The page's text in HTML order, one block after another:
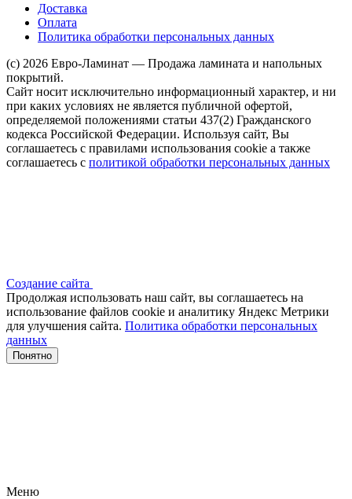
Доставка
Оплата
Политика обработки персональных данных
(c) 2026 Евро-Ламинат — Продажа ламината и напольных
покрытий.
Сайт носит исключительно информационный характер, и ни
при каких условиях не является публичной офертой,
определяемой положениями статьи 437(2) Гражданского
кодекса Российской Федерации. Используя сайт, Вы
соглашаетесь с правилами использования cookie а также
соглашаетесь с политикой обработки персональных данных
Создание сайта
Продолжая использовать наш сайт, вы соглашаетесь на
использование файлов сооkіе и аналитику Яндекс Метрики
для улучшения сайта. Политика обработки персональных
данных
Понятно
Меню